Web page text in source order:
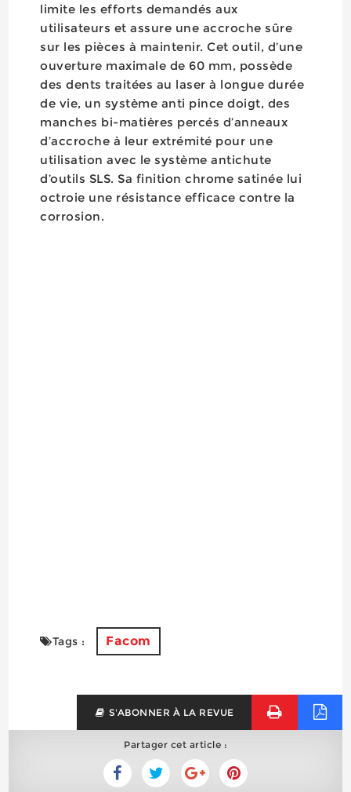
limite les efforts demandés aux
utilisateurs et assure une accroche sûre
sur les pièces à maintenir. Cet outil, d’une
ouverture maximale de 60 mm, possède
des dents traitées au laser à longue durée
de vie, un système anti pince doigt, des
manches bi-matières percés d’anneaux
d’accroche à leur extrémité pour une
utilisation avec le système antichute
d’outils SLS. Sa finition chrome satinée lui
octroie une résistance efficace contre la
corrosion.
Tags : Facom
S'ABONNER À LA REVUE
Partager cet article :